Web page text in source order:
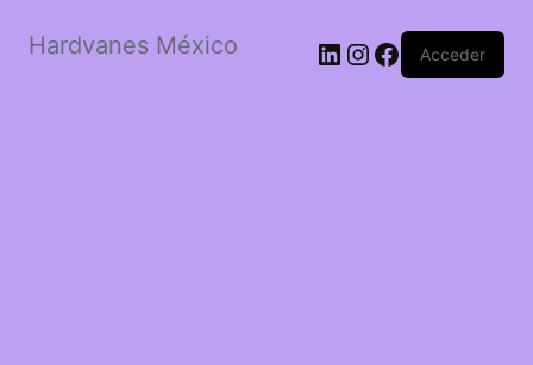
Hardvanes México LinkedIn
Instagram
Facebook
Acceder